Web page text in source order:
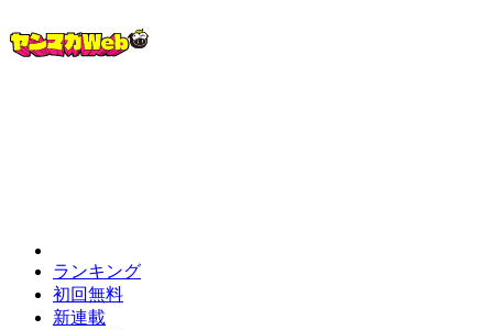
ランキング
初回無料
新連載